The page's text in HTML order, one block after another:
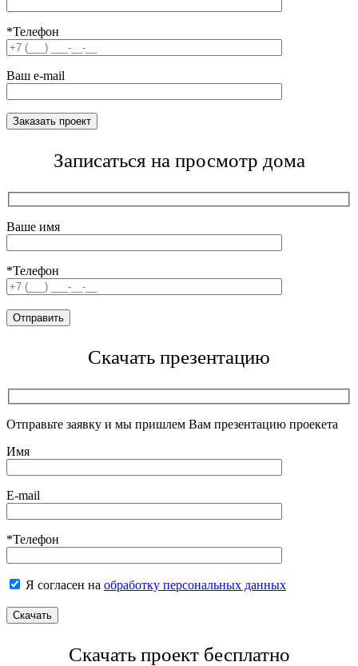
*Телефон
Ваш e-mail
Записаться на просмотр дома
Ваше имя
*Телефон
Скачать презентацию
Отправьте заявку и мы пришлем Вам презентацию проекета
Имя
E-mail
*Телефон
Я согласен на обработку персональных данных
Скачать проект бесплатно